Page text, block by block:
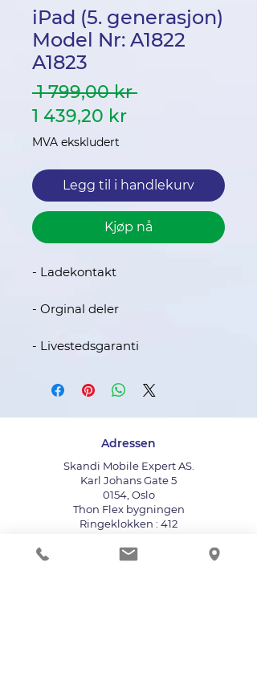
iPad (5. generasjon)
Model Nr: A1822
A1823
1 799,00 kr Vanlig
1 439,20 krSalgspris
MVA ekskludert
Legg til i handlekurv
Kjøp nå
- Ladekontakt
- Orginal deler
- Livestedsgaranti
Adressen
Skandi Mobile Expert AS.
Karl Johans Gate 5
0154, Oslo
Thon Flex bygningen
Ringeklokken : 412
info@mobileexpert.no